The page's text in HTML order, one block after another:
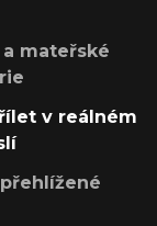
mateřské
v reálném